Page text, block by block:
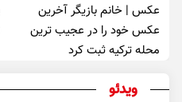
عکس | خانم بازیگر آخرین
عکس خود را در عجیب ترین
محله ترکیه ثبت کرد
ویدئو